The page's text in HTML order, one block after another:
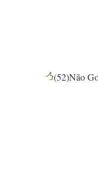
(52)Não